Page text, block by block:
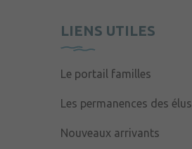
LIENS UTILES
Le portail familles
Les permanences des élus
Nouveaux arrivants